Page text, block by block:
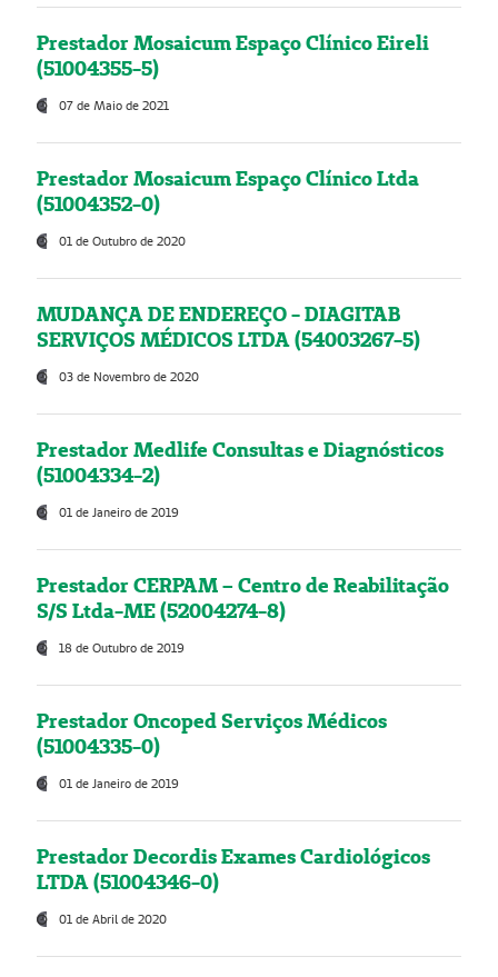
Prestador Mosaicum Espaço Clínico Eireli
(51004355-5)
07 de Maio de 2021
Prestador Mosaicum Espaço Clínico Ltda
(51004352-0)
01 de Outubro de 2020
MUDANÇA DE ENDEREÇO - DIAGITAB
SERVIÇOS MÉDICOS LTDA (54003267-5)
03 de Novembro de 2020
Prestador Medlife Consultas e Diagnósticos
(51004334-2)
01 de Janeiro de 2019
Prestador CERPAM – Centro de Reabilitação
S/S Ltda-ME (52004274-8)
18 de Outubro de 2019
Prestador Oncoped Serviços Médicos
(51004335-0)
01 de Janeiro de 2019
Prestador Decordis Exames Cardiológicos
LTDA (51004346-0)
01 de Abril de 2020